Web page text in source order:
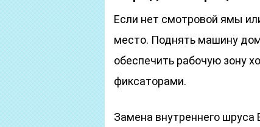
Если нет смотровой ямы
место. Поднять машину
обеспечить рабочую зону
фиксаторами.
Замена внутреннего